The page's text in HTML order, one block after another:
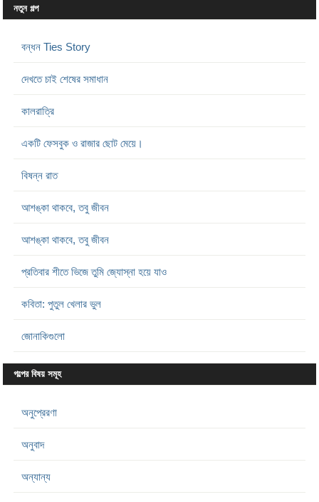
নতুন গল্প
বন্ধন Ties Story
দেখতে চাই শেষের সমাধান
কালরাত্রি
একটি ফেসবুক ও রাজার ছোট মেয়ে।
বিষন্ন রাত
আশঙ্কা থাকবে, তবু জীবন
আশঙ্কা থাকবে, তবু জীবন
প্রতিবার শীতে ভিজে তুমি জ্যোস্না হয়ে যাও
কবিতা: পুতুল খেলার ভুল
জোনাকিগুলো
গল্পের বিষয় সমূহ
অনুপ্রেরণা
অনুবাদ
অন্যান্য